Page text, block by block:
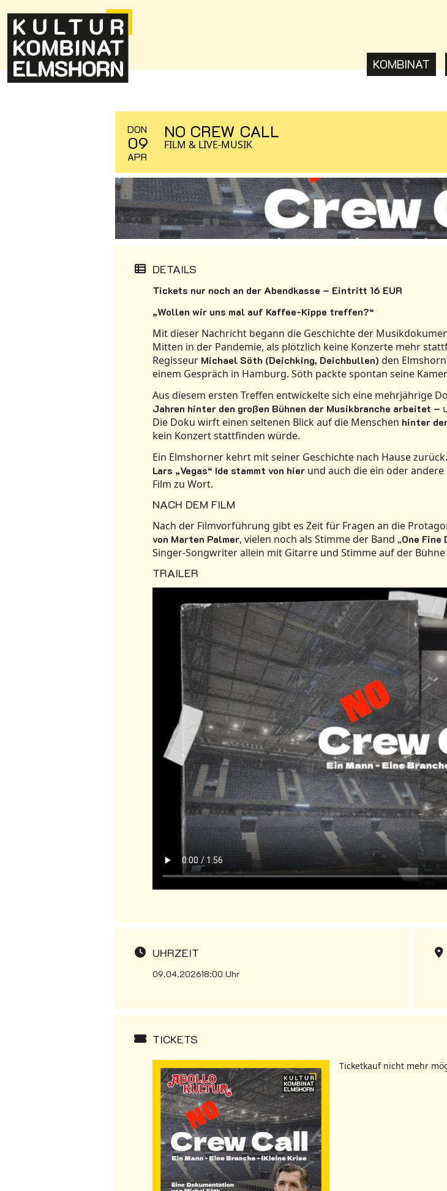
KOMBINAT
DON
09
APR
NO CREW CALL
FILM & LIVE-MUSIK
DETAILS
Tickets nur noch an der Abendkasse – Eintritt 16 EUR
„Wollen wir uns mal auf Kaffee-Kippe treffen?“
Mit dieser Nachricht begann die Geschichte der
Mitten in der Pandemie, als plötzlich keine Konzerte mehr
Regisseur Michael Söth (Deichking, Deichbullen) den
einem Gespräch in Hamburg. Söth packte spontan seine
Aus diesem ersten Treffen entwickelte sich eine mehrjährige
Jahren hinter den großen Bühnen der Musikbranche arbeitet –
Die Doku wirft einen seltenen Blick auf die Menschen hinter
kein Konzert stattfinden würde.
Ein Elmshorner kehrt mit seiner Geschichte nach Hause zurück.
Lars „Vegas“ Ide stammt von hier und auch die ein oder andere
Film zu Wort.
NACH DEM FILM
Nach der Filmvorführung gibt es Zeit für Fragen an die
von Marten Palmer, vielen noch als Stimme der Band „One Fine
Singer-Songwriter allein mit Gitarre und Stimme auf der
TRAILER
UHRZEIT
09.04.202618:00 Uhr
TICKETS
Ticketkauf nicht mehr